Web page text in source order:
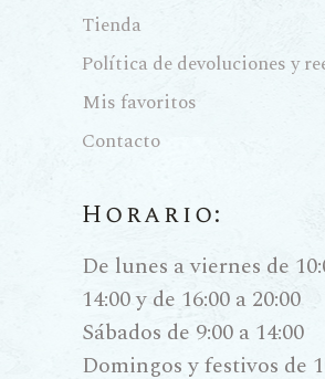
Tienda
Política de devoluciones y
Mis favoritos
Contacto
Horario:
De lunes a viernes de
14:00 y de 16:00 a 20:00
Sábados de 9:00 a 14:00
Domingos y festivos de